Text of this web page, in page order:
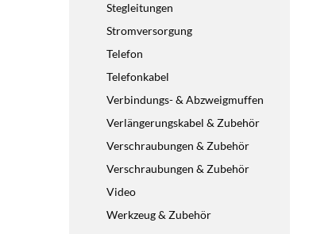
Stegleitungen
Stromversorgung
Telefon
Telefonkabel
Verbindungs- & Abzweigmuffen
Verlängerungskabel & Zubehör
Verschraubungen & Zubehör
Verschraubungen & Zubehör
Video
Werkzeug & Zubehör